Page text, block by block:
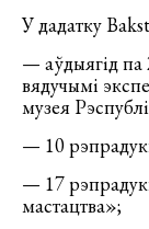
У дадатку
— аўдыягід па
вядучымі
музея
— 10
— 17
мастацтва»;